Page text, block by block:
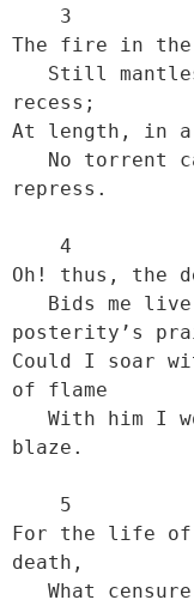
The fire in the
recess;
At length, in
repress.
Oh! thus, the
posterity’s
Could I soar
of flame
blaze.
For the life of
death,